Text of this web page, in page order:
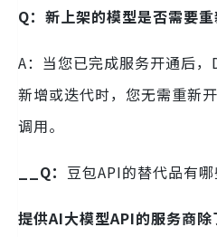
Q：新上架的模型是否需要重
A：当您已完成服务开通后
新增或迭代时，您无需重新
调用。
__Q： 豆包API的替代品有哪
提供AI大模型API的服务商除